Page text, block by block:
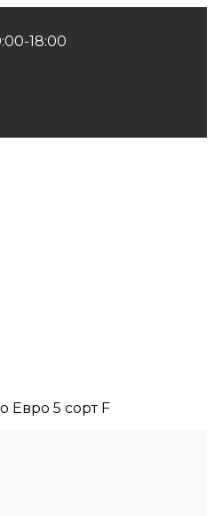
18:00
Евро 5 сорт F